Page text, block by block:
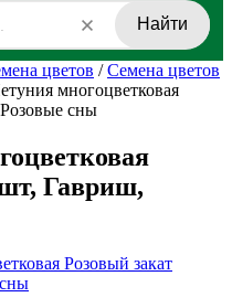
Найти
цветов /Семена цветов
многоцветковая
сны
Гавриш,